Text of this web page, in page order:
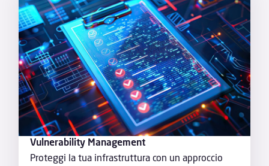
Vulnerability Management
Proteggi la tua infrastruttura con un approccio